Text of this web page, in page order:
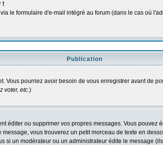
!
le formulaire d'e-mail intégré au forum (dans le cas où
Publication
Vous pourriez avoir besoin de vous enregistrer avant de
voter, etc.)
éditer ou supprimer vos propres messages. Vous
vous trouverez un petit morceau de texte en
un modérateur ou un administrateur édite le message